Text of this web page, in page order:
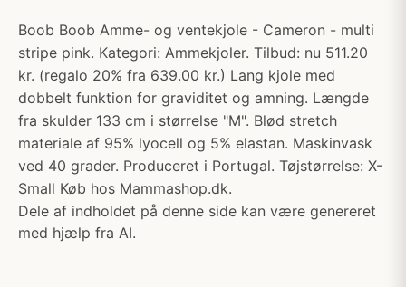
Boob Boob Amme- og ventekjole - Cameron - multi
stripe pink. Kategori: Ammekjoler. Tilbud: nu 511.20
kr. (regalo 20% fra 639.00 kr.) Lang kjole med
dobbelt funktion for graviditet og amning. Længde
fra skulder 133 cm i størrelse "M". Blød stretch
materiale af 95% lyocell og 5% elastan. Maskinvask
ved 40 grader. Produceret i Portugal. Tøjstørrelse: X-
Small Køb hos Mammashop.dk.
Dele af indholdet på denne side kan være genereret
med hjælp fra AI.